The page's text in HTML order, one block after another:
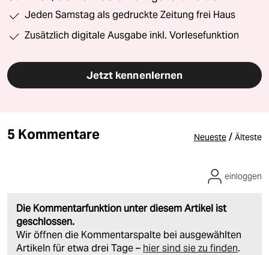
Jeden Samstag als gedruckte Zeitung frei Haus
Zusätzlich digitale Ausgabe inkl. Vorlesefunktion
Jetzt kennenlernen
5 Kommentare Neueste / Älteste
Die Kommentarfunktion unter diesem Artikel ist
geschlossen.
Wir öffnen die Kommentarspalte bei ausgewählten
Artikeln für etwa drei Tage – hier sind sie zu finden.
einloggen